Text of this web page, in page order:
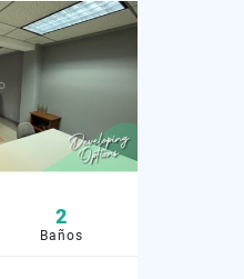
2
Baños